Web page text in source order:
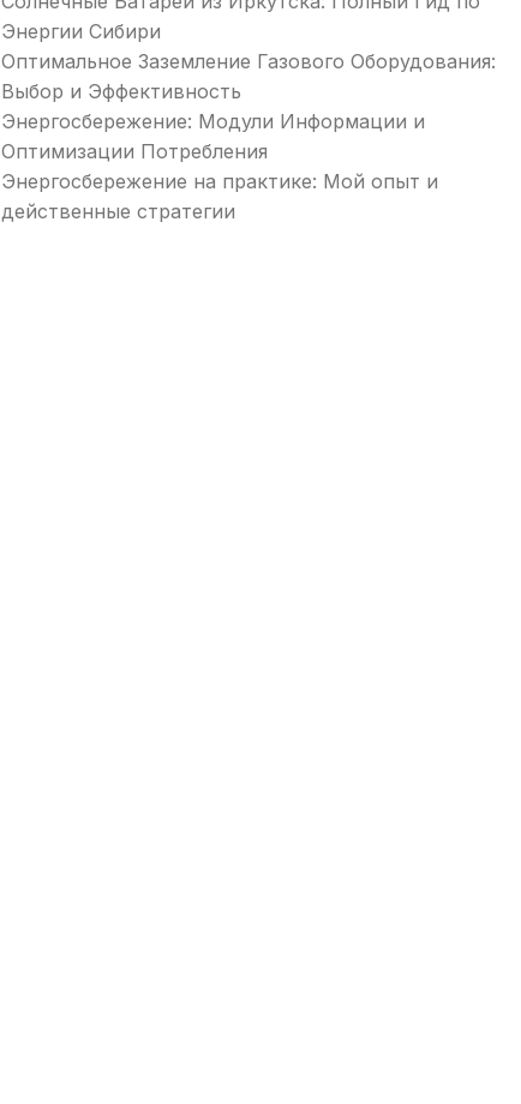
Энергии Сибири
Оптимальное Заземление Газового Оборудования:
Выбор и Эффективность
Энергосбережение: Модули Информации и
Оптимизации Потребления
Энергосбережение на практике: Мой опыт и
действенные стратегии